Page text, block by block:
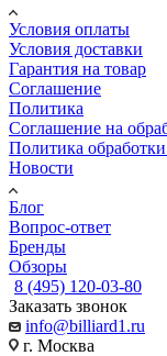
Условия оплаты
Условия доставки
Гарантия на товар
Соглашение
Политика
Соглашение на
Политика
Новости
Блог
Вопрос-ответ
Бренды
Обзоры
8 (495) 120-03-80
Заказать звонок
info@billiard1.ru
г. Москва